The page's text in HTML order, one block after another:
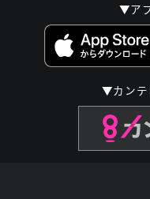
▼ア
▼カンテ